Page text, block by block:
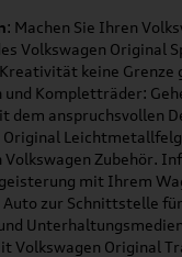
: Machen Sie Ihren
Volkswagen Original
keine Grenze
Kompletträder:
dem anspruchsvollen
Zubehör.
mit Ihrem
zur Schnittstelle
Volkswagen Original